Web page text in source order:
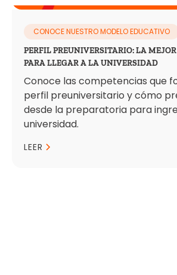
CONOCE NUESTRO MODELO EDUCATIVO
PERFIL PREUNIVERSITARIO: LA
PARA LLEGAR A LA UNIVERSIDAD
Conoce las competencias que
perfil preuniversitario y cómo
desde la preparatoria para
universidad.
LEER